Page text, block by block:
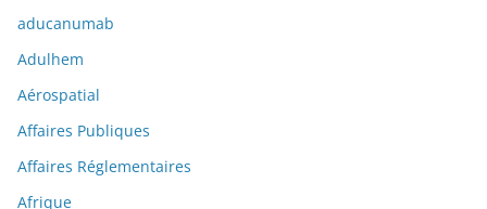
aducanumab
Adulhem
Aérospatial
Affaires Publiques
Affaires Réglementaires
Afrique